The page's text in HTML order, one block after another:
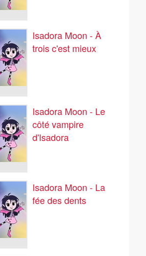
Isadora Moon - À
trois c'est mieux
Isadora Moon - Le
côté vampire
d'Isadora
Isadora Moon - La
fée des dents